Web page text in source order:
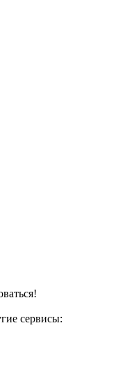
сервисы: